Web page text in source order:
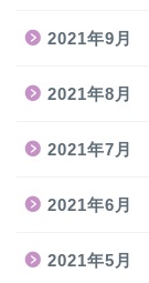
2021年9月
2021年8月
2021年7月
2021年6月
2021年5月